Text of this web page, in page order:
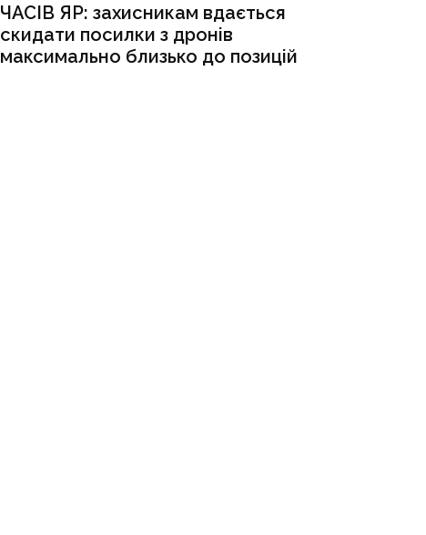
ЧАСІВ ЯР: захисникам вдається
скидати посилки з дронів
максимально близько до позицій